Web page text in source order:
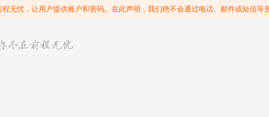
无忧，让用户提供账户和密码。在此声明，我们绝不会通过电话、邮件或短信等